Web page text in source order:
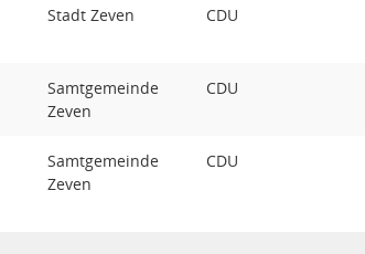
Stadt Zeven CDU
Samtgemeinde
Zeven
CDU
Samtgemeinde
Zeven
CDU